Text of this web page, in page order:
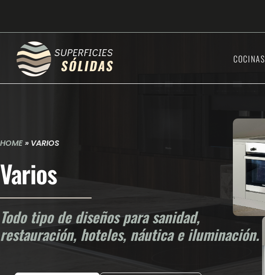
COCINAS
HOME» VARIOS
Varios
Todo tipo de diseños para sanidad,
restauración, hoteles, náutica e iluminación.